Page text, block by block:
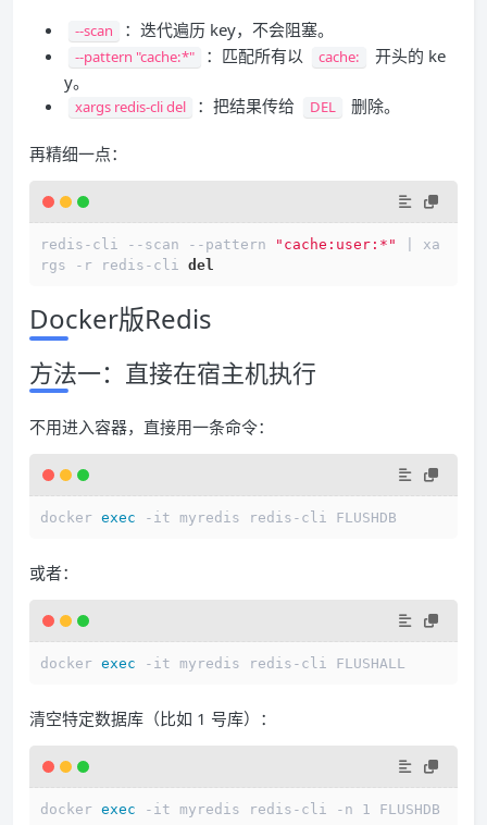
--scan ：迭代遍历 key，不会阻塞。
--pattern "cache:*" ：匹配所有以 cache:
开头的 ke
y。
xargs redis-cli del ：把结果传给 DEL 删除。
再精细一点：
redis-cli --scan --pattern "cache:user:*"
| xa
rgs -r redis-cli del
Docker版Redis
方法一：直接在宿主机执行
不用进入容器，直接用一条命令：
docker exec
或者：
docker exec
清空特定数据库（比如 1 号库）：
docker exec